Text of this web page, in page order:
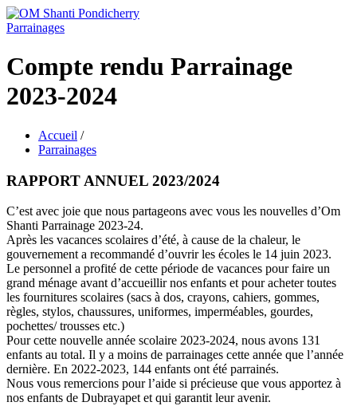
Parrainages
Compte rendu Parrainage
2023-2024
Accueil /
Parrainages
RAPPORT ANNUEL 2023/2024
C’est avec joie que nous partageons avec vous les nouvelles d’Om
Shanti Parrainage 2023-24.
Après les vacances scolaires d’été, à cause de la chaleur, le
gouvernement a recommandé d’ouvrir les écoles le 14 juin 2023.
Le personnel a profité de cette période de vacances pour faire un
grand ménage avant d’accueillir nos enfants et pour acheter toutes
les fournitures scolaires (sacs à dos, crayons, cahiers, gommes,
règles, stylos, chaussures, uniformes, imperméables, gourdes,
pochettes/ trousses etc.)
Pour cette nouvelle année scolaire 2023-2024, nous avons 131
enfants au total. Il y a moins de parrainages cette année que l’année
dernière. En 2022-2023, 144 enfants ont été parrainés.
Nous vous remercions pour l’aide si précieuse que vous apportez à
nos enfants de Dubrayapet et qui garantit leur avenir.